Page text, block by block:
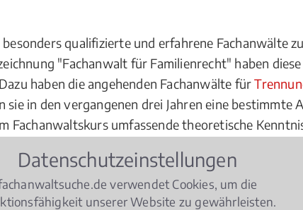
qualifizierte und erfahrene Fachanwälte
"Fachanwalt für Familienrecht" haben
haben die angehenden Fachanwälte für
in den vergangenen drei Jahren eine bestimmte
Fachanwaltskurs umfassende theoretische
Fachanwälte für Familienrecht müssen
drei Rechtsgebieten den Titel "Fachanwalt"
Datenschutzeinstellungen
verwendet Cookies, um die
unserer Website zu gewährleisten.